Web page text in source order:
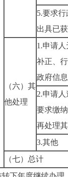
5.要求
出具已
（六）其
他处理
1.申请
补正、
政府信
2.申请
要求缴
再处理
3.其他
（七）总计